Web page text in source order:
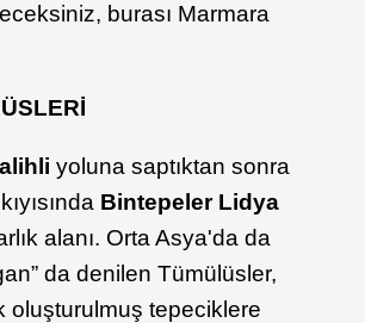
burası Marmara
yoluna saptıktan sonra
Bintepeler Lidya
alanı. Orta Asya'da da
da denilen Tümülüsler,
oluşturulmuş tepeciklere